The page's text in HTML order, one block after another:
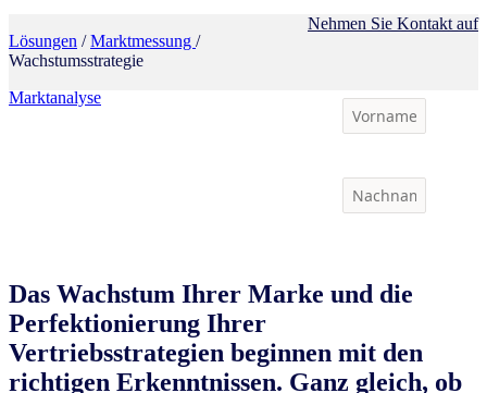
Lösungen /Marktmessung /
Wachstumsstrategie
Marktanalyse
Nehmen Sie Kontakt auf
Das Wachstum Ihrer Marke und die
Perfektionierung Ihrer
Vertriebsstrategien beginnen mit den
richtigen Erkenntnissen. Ganz gleich, ob